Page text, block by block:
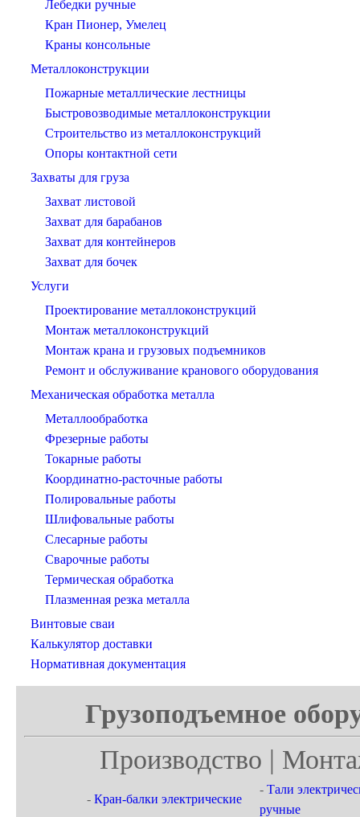
Лебедки ручные
Кран Пионер, Умелец
Краны консольные
Металлоконструкции
Пожарные металлические лестницы
Быстровозводимые металлоконструкции
Строительство из металлоконструкций
Опоры контактной сети
Захваты для груза
Захват листовой
Захват для барабанов
Захват для контейнеров
Захват для бочек
Услуги
Проектирование металлоконструкций
Монтаж металлоконструкций
Монтаж крана и грузовых подъемников
Ремонт и обслуживание кранового оборудования
Механическая обработка металла
Металлообработка
Фрезерные работы
Токарные работы
Координатно-расточные работы
Полировальные работы
Шлифовальные работы
Слесарные работы
Сварочные работы
Термическая обработка
Плазменная резка металла
Винтовые сваи
Калькулятор доставки
Нормативная документация
Грузоподъемное
Производство |
- Кран-балки электрические
- Тали
ручные